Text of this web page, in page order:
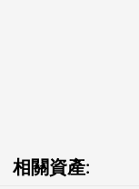
相關資產: